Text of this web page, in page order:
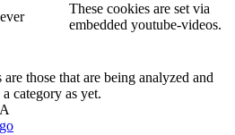
These cookies are set via
embedded youtube-videos.
those that are being analyzed and
category as yet.